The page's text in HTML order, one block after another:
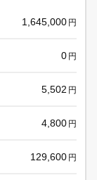
1,645,000 円
0 円
5,502 円
4,800 円
129,600 円